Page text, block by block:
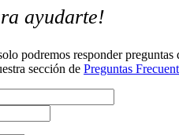
ayudarte!
podremos responder preguntas
sección de Preguntas